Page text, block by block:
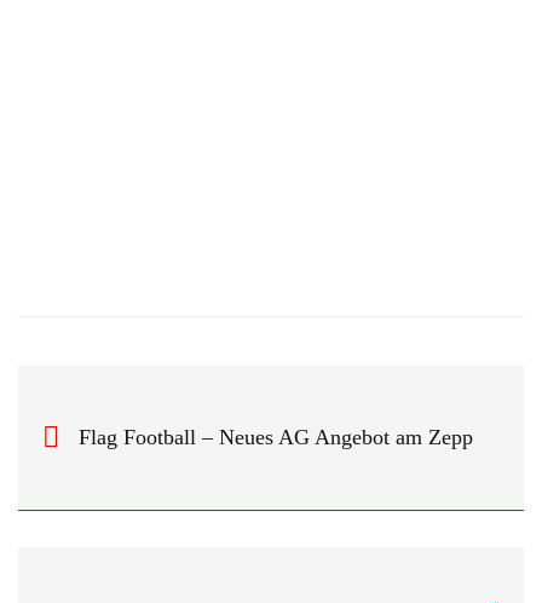
Flag Football – Neues AG Angebot am Zepp